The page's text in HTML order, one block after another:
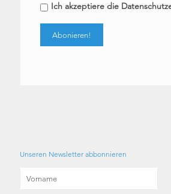
Ich akzeptiere die
Unseren Newsletter abbonnieren